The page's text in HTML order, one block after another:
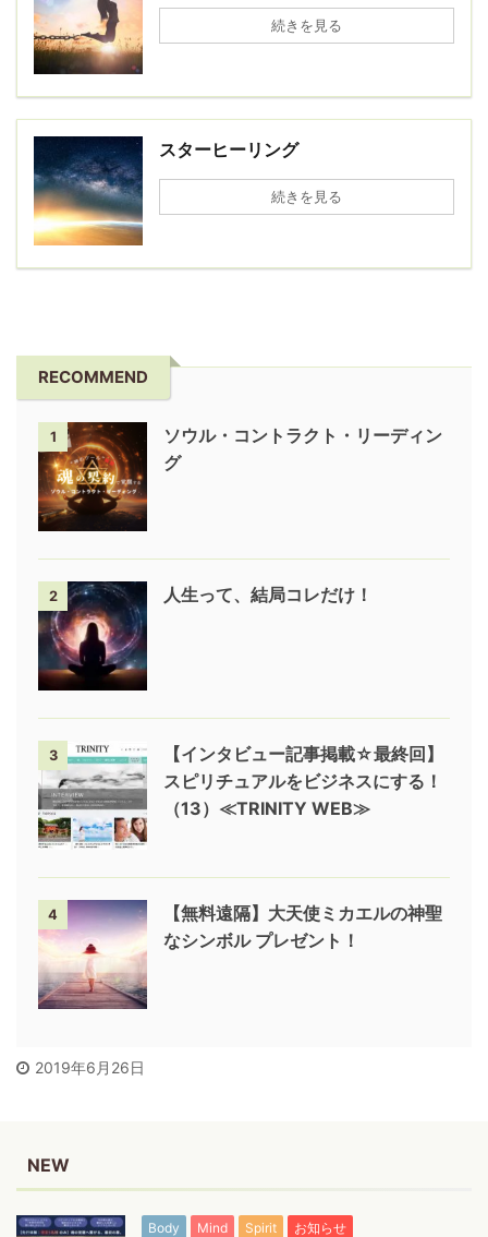
続きを見る
スターヒーリング
続きを見る
RECOMMEND
1
ソウル・コントラクト・リーディン
グ
2 人生って、結局コレだけ！
3
【インタビュー記事掲載☆最終回】
スピリチュアルをビジネスにする！
（13）≪TRINITY WEB≫
4
【無料遠隔】大天使ミカエルの神聖
なシンボル プレゼント！
2019年6月26日
NEW
Body Mind Spirit お知らせ